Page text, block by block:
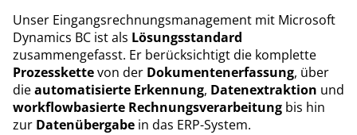
Unser Eingangsrechnungsmanagement mit Microsoft
Dynamics BC ist als Lösungsstandard
zusammengefasst. Er berücksichtigt die komplette
Prozesskettevon der Dokumentenerfassung, über
dieautomatisierte Erkennung, Datenextraktion und
workflowbasierte Rechnungsverarbeitung bis hin
zur Datenübergabe in das ERP-System.